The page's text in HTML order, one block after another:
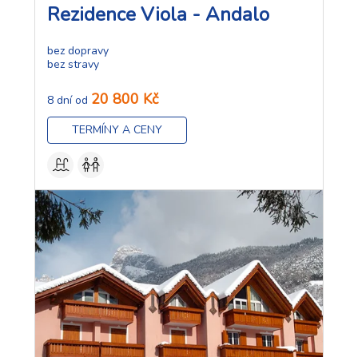
Rezidence Viola - Andalo
bez dopravy
bez stravy
8 dní od 20 800 Kč
TERMÍNY A CENY